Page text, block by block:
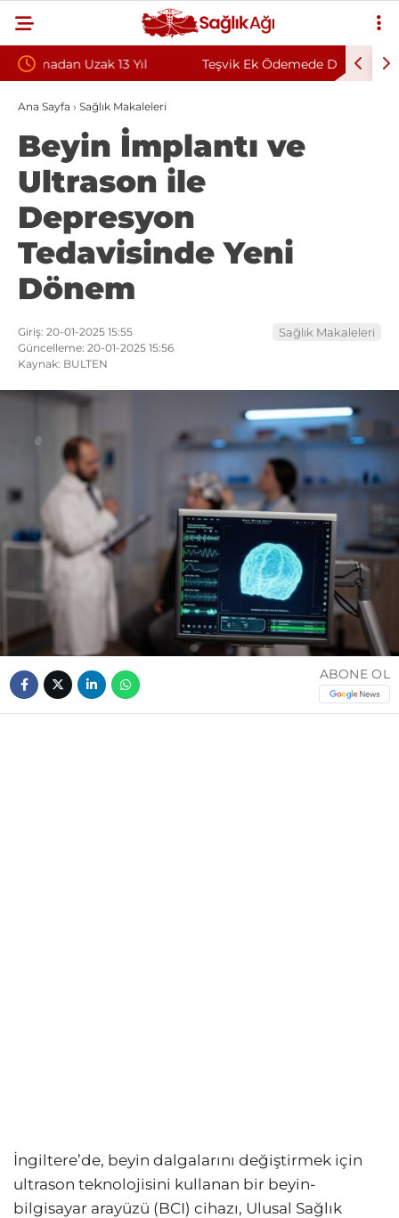
Teşvik Ek Ödemede Düzenleme Yolda: Genç
Sağlık Sendikası Sahanın Taleplerini Kamu
Hastaneleri Genel Müdürü’ne İletti
Ana Sayfa › Sağlık Makaleleri
Beyin İmplantı ve
Ultrason ile
Depresyon
Tedavisinde Yeni
Dönem
Giriş: 20-01-2025 15:55
Güncelleme: 20-01-2025 15:56
Kaynak: BULTEN
Sağlık Makaleleri
ABONE OL
İngiltere’de, beyin dalgalarını değiştirmek için
ultrason teknolojisini kullanan bir beyin-
bilgisayar arayüzü (BCI) cihazı, Ulusal Sağlık